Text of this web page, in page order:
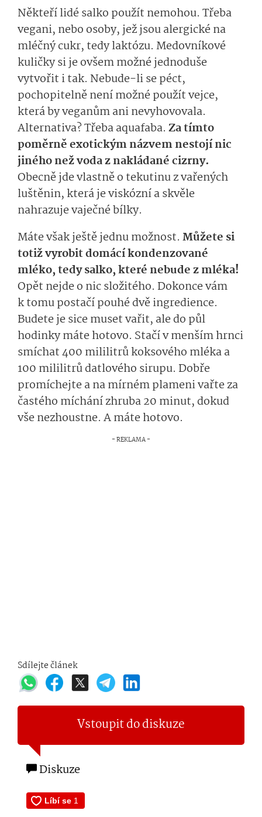
Někteří lidé salko použít nemohou. Třeba
vegani, nebo osoby, jež jsou alergické na
mléčný cukr, tedy laktózu. Medovníkové
kuličky si je ovšem možné jednoduše
vytvořit i tak. Nebude-li se péct,
pochopitelně není možné použít vejce,
která by veganům ani nevyhovovala.
Alternativa? Třeba aquafaba. Za tímto
poměrně exotickým názvem nestojí nic
jiného než voda z nakládané cizrny.
Obecně jde vlastně o tekutinu z vařených
luštěnin, která je viskózní a skvěle
nahrazuje vaječné bílky.
Máte však ještě jednu možnost. Můžete si
totiž vyrobit domácí kondenzované
mléko, tedy salko, které nebude z mléka!
Opět nejde o nic složitého. Dokonce vám
k tomu postačí pouhé dvě ingredience.
Budete je sice muset vařit, ale do půl
hodinky máte hotovo. Stačí v menším hrnci
smíchat 400 mililitrů koksového mléka a
100 mililitrů datlového sirupu. Dobře
promíchejte a na mírném plameni vařte za
častého míchání zhruba 20 minut, dokud
vše nezhoustne. A máte hotovo.
Sdílejte článek
Vstoupit do diskuze
Diskuze